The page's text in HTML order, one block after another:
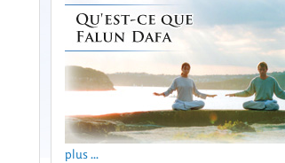
plus ...